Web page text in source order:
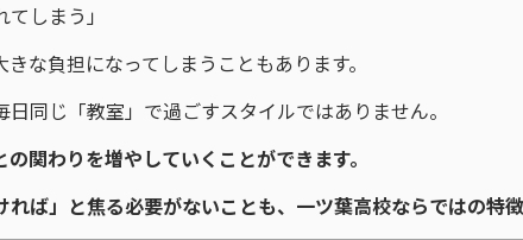
しまう」
な負担になってしまうこともあります。
同じ「教室」で過ごすスタイルではありません。
関わりを増やしていくことができます。
れば」と焦る必要がないことも、一ツ葉高校ならではの特